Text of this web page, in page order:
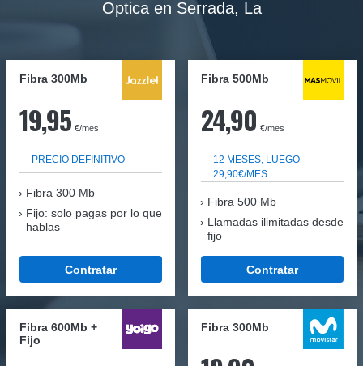
Optica en Serrada, La
Fibra 300Mb
19,95 €/mes
PRECIO DEFINITIVO
Fibra 300 Mb
Fijo: solo pagas por lo que
hablas
Contratar
Fibra 500Mb
24,90 €/mes
12 MESES, LUEGO
29,90€/MES
Fibra 500 Mb
Llamadas ilimitadas desde
fijo
Contratar
Fibra 600Mb +
Fijo
Fibra 300Mb